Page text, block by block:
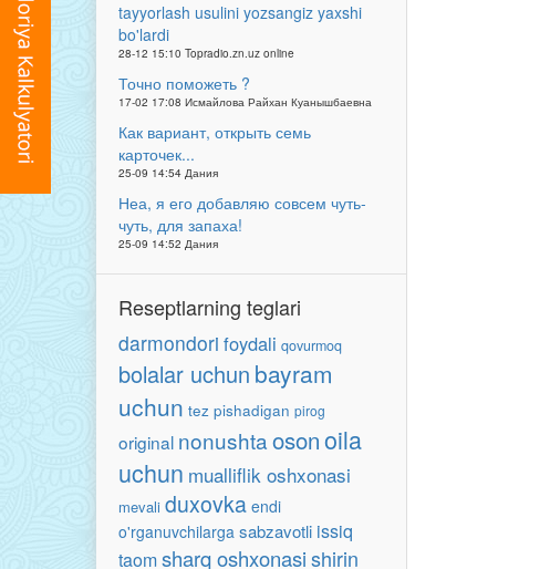
tayyorlash usulini yozsangiz yaxshi
bo'lardi
28-12 15:10 Topradio.zn.uz online
Точно поможеть ?
17-02 17:08 Исмайлова Райхан Куанышбаевна
Как вариант, открыть семь
карточек...
25-09 14:54 Дания
Неа, я его добавляю совсем чуть-
чуть, для запаха!
25-09 14:52 Дания
Reseptlarning teglari
darmondori foydali qovurmoq
bolalar uchun bayram
uchun tez pishadigan pirog
original nonushtaosonoila
uchun mualliflik oshxonasi
mevali duxovka endi
o'rganuvchilarga sabzavotli issiq
taomsharq oshxonasishirin